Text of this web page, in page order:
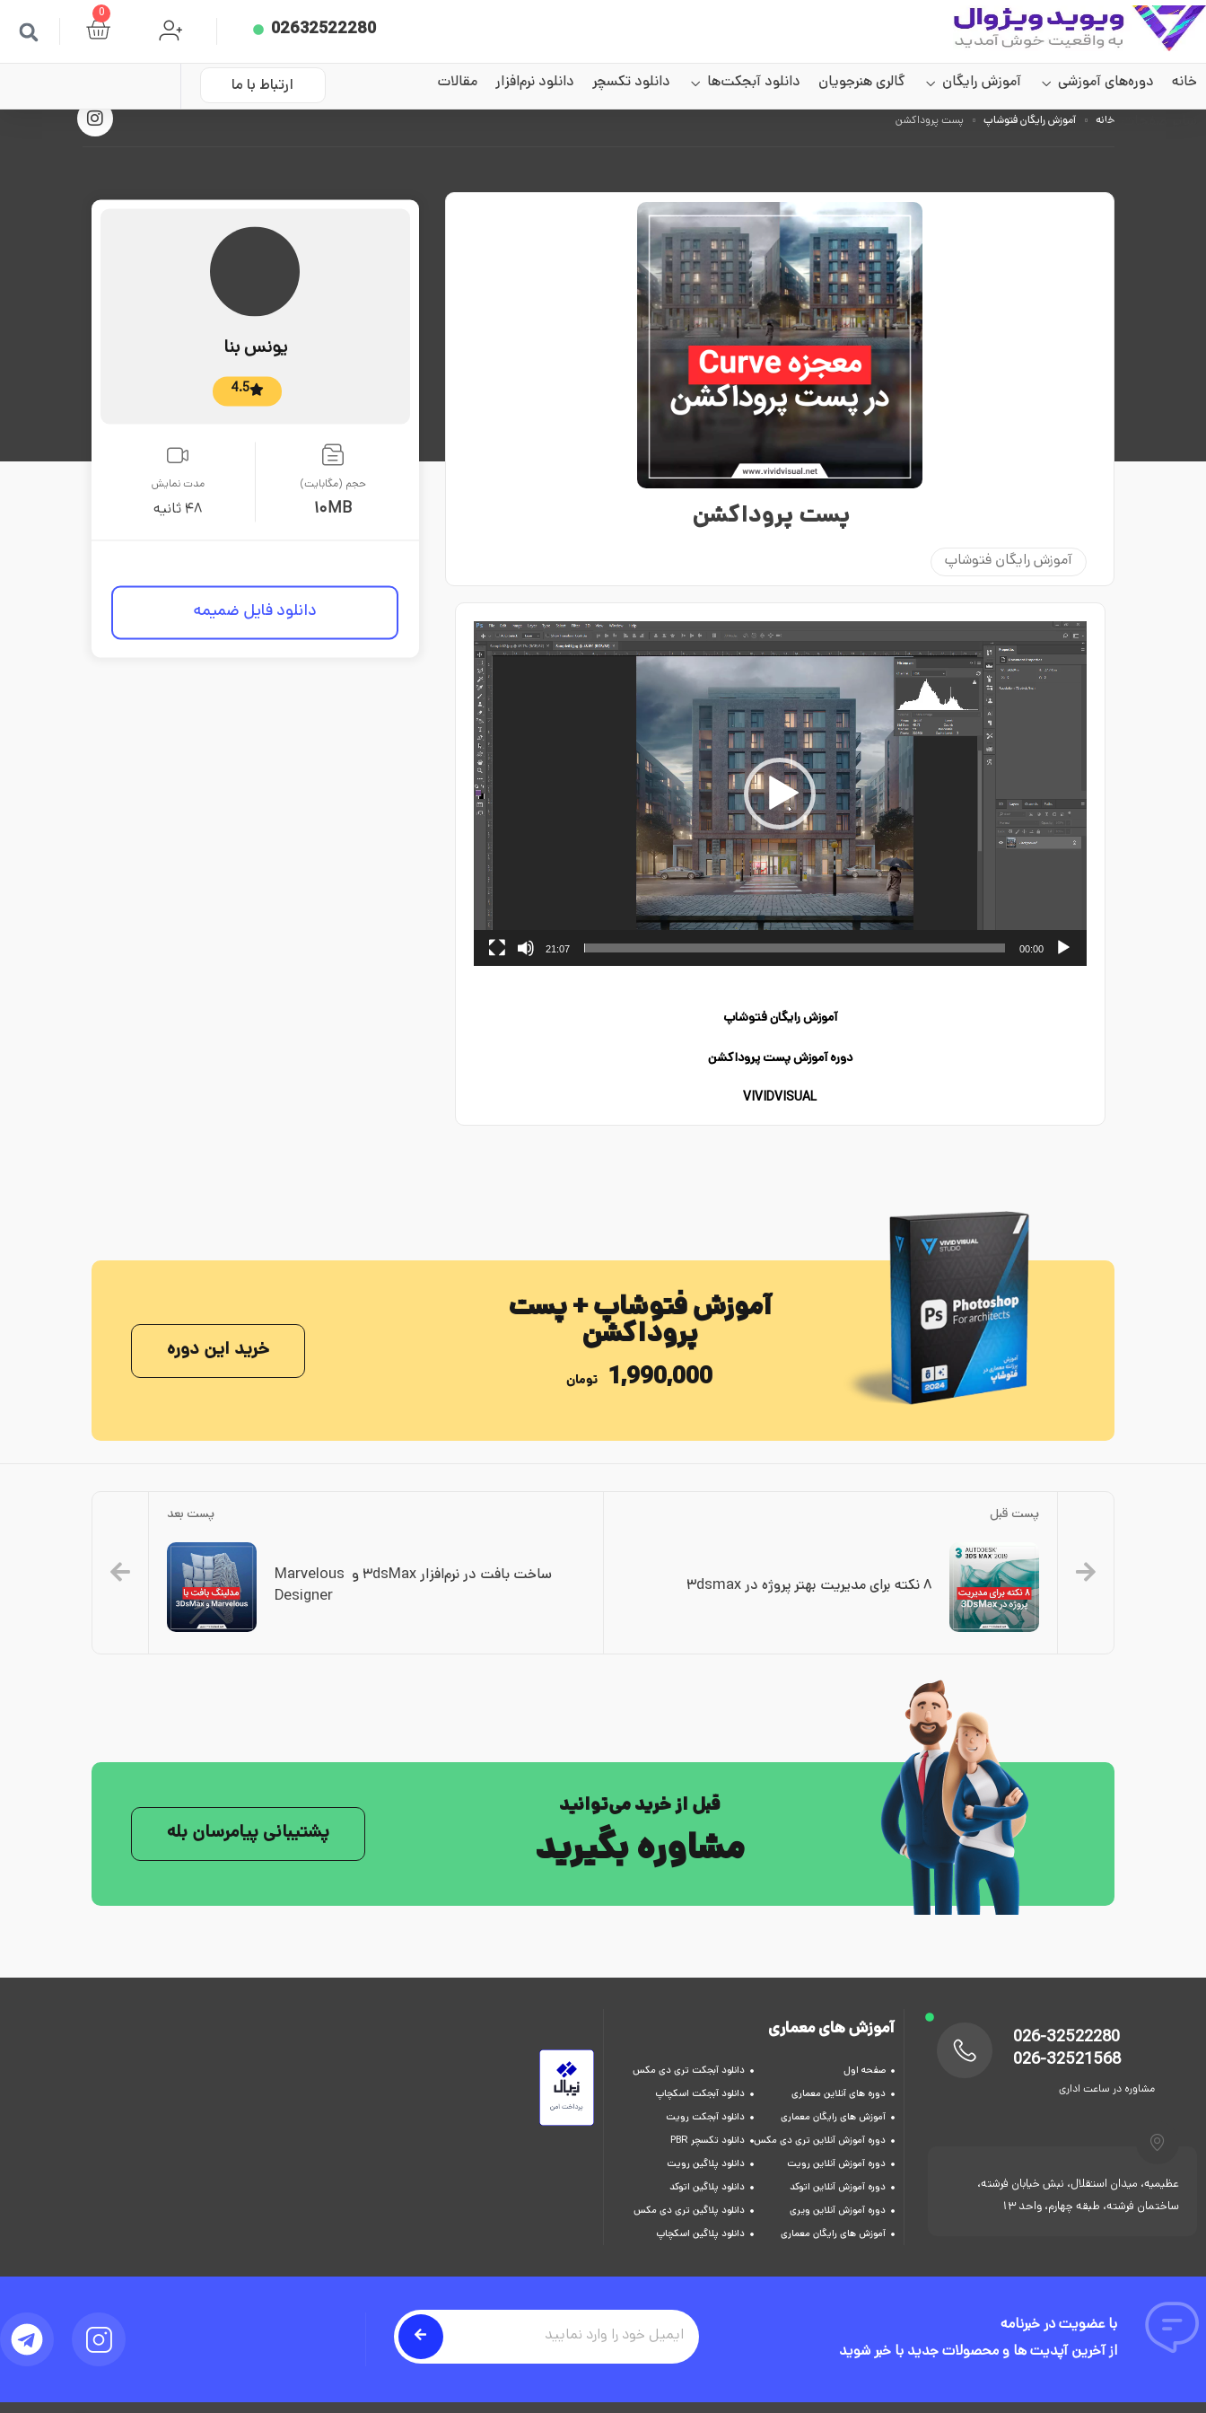
02632522280
0
خانه دوره‌های آموزشی آموزش رایگان گالری هنرجویان دانلود آبجکت‌ها دانلود تکسچر دانلود نرم‌افزار
مقالات
ارتباط با ما
خانه آموزش رایگان فتوشاپ پست پروداکشن
پست پروداکشن
آموزش رایگان فتوشاپ
نمایشگر
ویدیو
00:00
21:07
آموزش رایگان فتوشاپ
دوره آموزش پست پروداکشن
VIVIDVISUAL
یونس بنا
4.5
حجم (مگابایت)
۱۰MB
مدت نمایش
48 ثانیه
دانلود فایل ضمیمه
آموزش فتوشاپ + پست
پروداکشن
1,990,000 تومان
خرید این دوره
پست قبل
۸ نکته برای مدیریت بهتر پروژه در ۳dsmax
پست بعد
ساخت بافت در نرم‌افزار ۳dsMax و Marvelous
Designer
قبل از خرید می‌توانید
مشاوره بگیرید پشتیبانی پیامرسان بله
026-32522280
026-32521568
مشاوره در ساعت اداری
عظیمیه، میدان استقلال، نبش خیابان فرشته،
ساختمان فرشته، طبقه چهارم، واحد 13
آموزش های معماری
صفحه اول
دوره های آنلاین معماری
آموزش های رایگان معماری
دوره آموزش آنلاین تری دی مکس
دوره آموزش آنلاین رویت
دوره آموزش آنلاین اتوکد
دوره آموزش آنلاین ویری
آموزش های رایگان معماری
دانلود آبجکت تری دی مکس
دانلود آبجکت اسکچاپ
دانلود آبجکت رویت
دانلود تکسچر PBR
دانلود پلاگین رویت
دانلود پلاگین اتوکد
دانلود پلاگین تری دی مکس
دانلود پلاگین اسکچاپ
با عضویت در خبرنامه
از آخرین آپدیت ها و محصولات جدید با خبر شوید